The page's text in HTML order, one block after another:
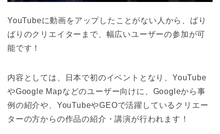
YouTubeに動画をアップしたことがない人から、ばり
ばりのクリエイターまで、幅広いユーザーの参加が可
能です！
内容としては、日本で初のイベントとなり、YouTube
やGoogle Mapなどのユーザー向けに、Googleから事
例の紹介や、YouTubeやGEOで活躍しているクリエー
ターの方からの作品の紹介・講演が行われます！